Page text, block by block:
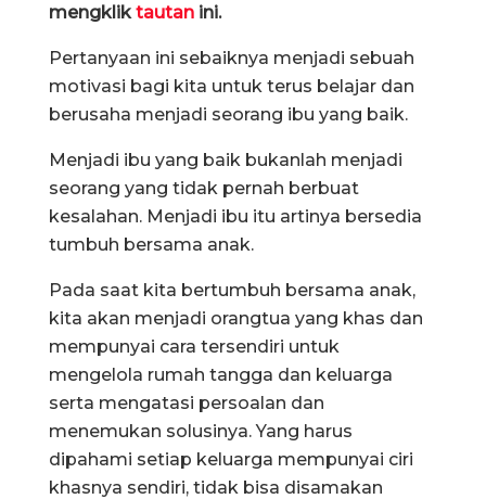
mengkliktautan ini.
Pertanyaan ini sebaiknya menjadi sebuah
motivasi bagi kita untuk terus belajar dan
berusaha menjadi seorang ibu yang baik.
Menjadi ibu yang baik bukanlah menjadi
seorang yang tidak pernah berbuat
kesalahan. Menjadi ibu itu artinya bersedia
tumbuh bersama anak.
Pada saat kita bertumbuh bersama anak,
kita akan menjadi orangtua yang khas dan
mempunyai cara tersendiri untuk
mengelola rumah tangga dan keluarga
serta mengatasi persoalan dan
menemukan solusinya. Yang harus
dipahami setiap keluarga mempunyai ciri
khasnya sendiri, tidak bisa disamakan